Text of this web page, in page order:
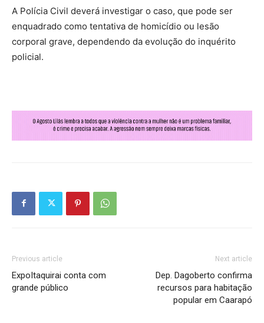
A Polícia Civil deverá investigar o caso, que pode ser
enquadrado como tentativa de homicídio ou lesão
corporal grave, dependendo da evolução do inquérito
policial.
Previous article
ExpoItaquirai conta com
grande público
Next article
Dep. Dagoberto confirma
recursos para habitação
popular em Caarapó